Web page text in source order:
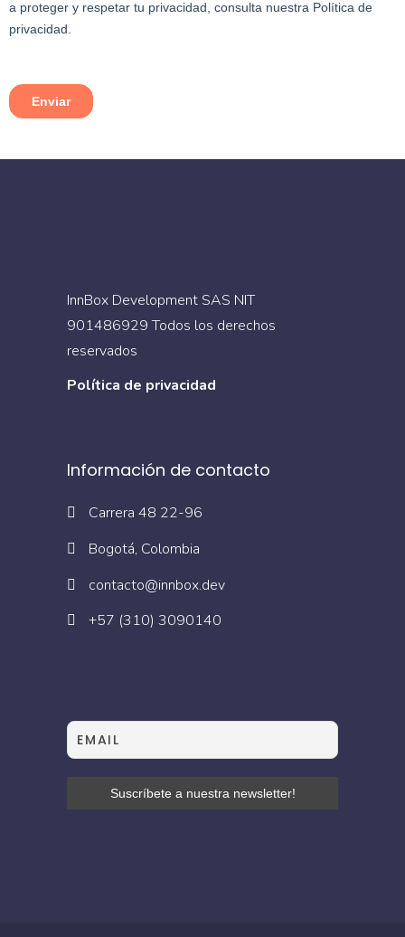
InnBox Development SAS NIT
901486929 Todos los derechos
reservados
Política de privacidad
Información de contacto
Carrera 48 22-96
Bogotá, Colombia
contacto@innbox.dev
+57 (310) 3090140